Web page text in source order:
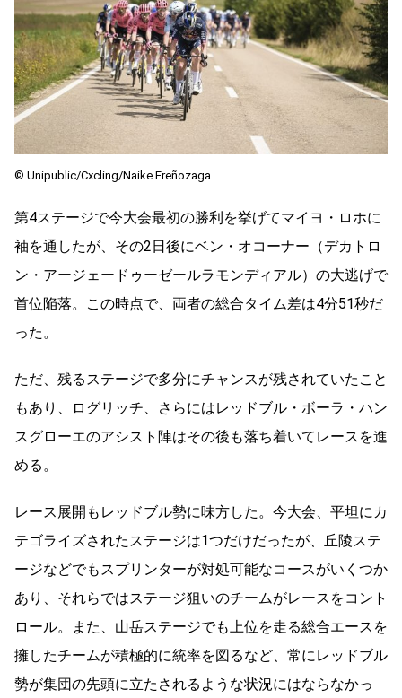
© Unipublic/Cxcling/Naike Ereñozaga
第4ステージで今大会最初の勝利を挙げてマイヨ・ロホに
袖を通したが、その2日後にベン・オコーナー（デカトロ
ン・アージェードゥーゼールラモンディアル）の大逃げで
首位陥落。この時点で、両者の総合タイム差は4分51秒だ
った。
ただ、残るステージで多分にチャンスが残されていたこと
もあり、ログリッチ、さらにはレッドブル・ボーラ・ハン
スグローエのアシスト陣はその後も落ち着いてレースを進
める。
レース展開もレッドブル勢に味方した。今大会、平坦にカ
テゴライズされたステージは1つだけだったが、丘陵ステ
ージなどでもスプリンターが対処可能なコースがいくつか
あり、それらではステージ狙いのチームがレースをコント
ロール。また、山岳ステージでも上位を走る総合エースを
擁したチームが積極的に統率を図るなど、常にレッドブル
勢が集団の先頭に立たされるような状況にはならなかっ